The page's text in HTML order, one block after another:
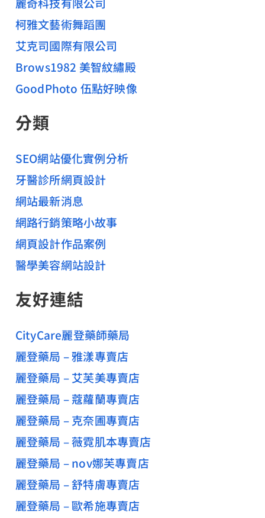
柯雅文藝術舞蹈團
艾克司國際有限公司
Brows1982 美智紋繡殿
GoodPhoto 伍點好映像
分類
SEO網站優化實例分析
牙醫診所網頁設計
網站最新消息
網路行銷策略小故事
網頁設計作品案例
醫學美容網站設計
友好連結
CityCare麗登藥師藥局
麗登藥局 – 雅漾專賣店
麗登藥局 – 艾芙美專賣店
麗登藥局 – 蔻蘿蘭專賣店
麗登藥局 – 克奈圃專賣店
麗登藥局 – 薇霓肌本專賣店
麗登藥局 – nov娜芙專賣店
麗登藥局 – 舒特膚專賣店
麗登藥局 – 歐希施專賣店